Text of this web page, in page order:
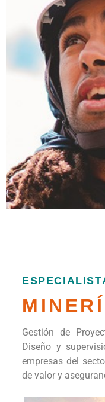
GAS
Integración de
las pruebas de
temporales y
construcción y
supervisión y